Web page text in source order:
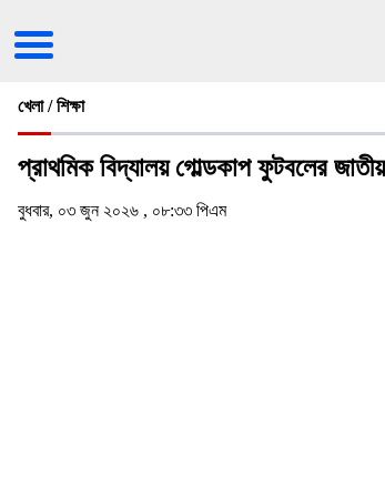
খেলা / শিক্ষা
প্রাথমিক বিদ্যালয় গোল্ডকাপ ফুটবলের
বুধবার, ০৩ জুন ২০২৬ , ০৮:৩৩ পিএম